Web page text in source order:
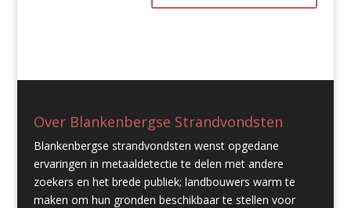
Over Blankenbergse Strandvondsten
Blankenbergse strandvondsten wenst opgedane
ervaringen in metaaldetectie te delen met andere
zoekers en het brede publiek; landbouwers warm te
maken om hun gronden beschikbaar te stellen voor